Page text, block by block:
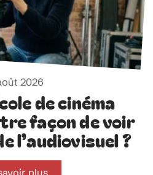
2026
de cinéma
façon de voir
l’audiovisuel ?
plus